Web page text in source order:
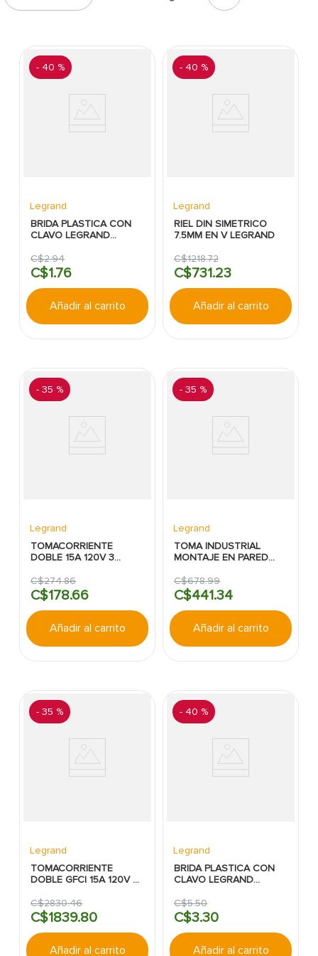
- 40 %
Legrand
BRIDA PLASTICA CON
CLAVO LEGRAND
C$2.94
C$1.76
Añadir al carrito
- 40 %
Legrand
RIEL DIN SIMETRICO
7.5MM EN V LEGRAND
C$1218.72
C$731.23
Añadir al carrito
- 35 %
Legrand
TOMACORRIENTE
DOBLE 15A 120V 3
MATIX GO LEGRAND
C$274.86
C$178.66
Añadir al carrito
- 35 %
Legrand
TOMA INDUSTRIAL
MONTAJE EN PARED
C$678.99
C$441.34
Añadir al carrito
- 35 %
Legrand
TOMACORRIENTE
DOBLE GFCI 15A 120V 3
MATIX GO LEGRAND
C$2830.46
C$1839.80
Añadir al carrito
- 40 %
Legrand
BRIDA PLASTICA CON
CLAVO LEGRAND
C$5.50
C$3.30
Añadir al carrito
pantry
10. puerta